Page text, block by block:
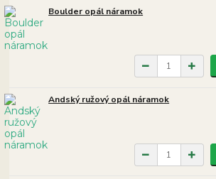
Boulder opál náramok
Andský ružový opál náramok